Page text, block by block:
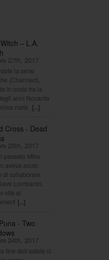
– L.A.
27th, 2017
la serie
(Charmed),
in onda tra la
anni Novanta
metà [...]
Cross - Dead
25th, 2017
passato Mike
aveva avuto
di collaborare
Lombardo,
vita ai
[...]
- Two
24th, 2017
fine dell’estate ci